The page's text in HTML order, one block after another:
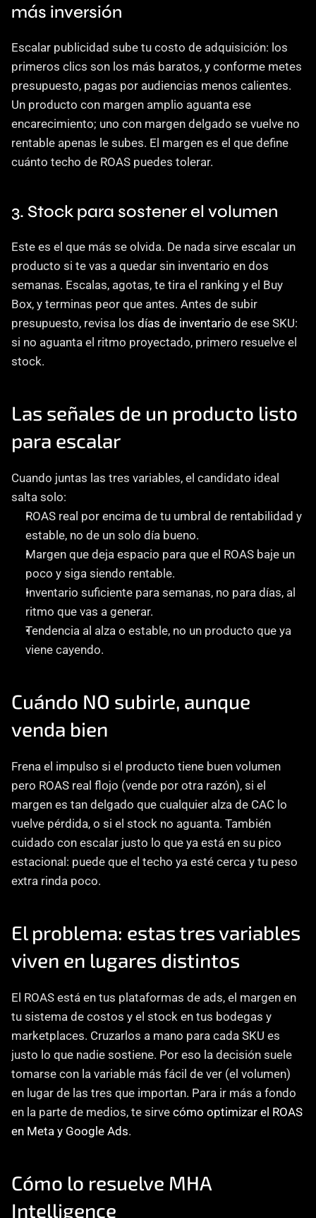
más inversión
Escalar publicidad sube tu costo de adquisición: los
primeros clics son los más baratos, y conforme metes
presupuesto, pagas por audiencias menos calientes.
Un producto con margen amplio aguanta ese
encarecimiento; uno con margen delgado se vuelve no
rentable apenas le subes. El margen es el que define
cuánto techo de ROAS puedes tolerar.
3. Stock para sostener el volumen
Este es el que más se olvida. De nada sirve escalar un
producto si te vas a quedar sin inventario en dos
semanas. Escalas, agotas, te tira el ranking y el Buy
Box, y terminas peor que antes. Antes de subir
presupuesto, revisa los días de inventario de ese SKU:
si no aguanta el ritmo proyectado, primero resuelve el
stock.
Las señales de un producto listo
para escalar
Cuando juntas las tres variables, el candidato ideal
salta solo:
ROAS real por encima de tu umbral de rentabilidad y
estable, no de un solo día bueno.
Margen que deja espacio para que el ROAS baje un
poco y siga siendo rentable.
Inventario suficiente para semanas, no para días, al
ritmo que vas a generar.
Tendencia al alza o estable, no un producto que ya
viene cayendo.
Cuándo NO subirle, aunque
venda bien
Frena el impulso si el producto tiene buen volumen
pero ROAS real flojo (vende por otra razón), si el
margen es tan delgado que cualquier alza de CAC lo
vuelve pérdida, o si el stock no aguanta. También
cuidado con escalar justo lo que ya está en su pico
estacional: puede que el techo ya esté cerca y tu peso
extra rinda poco.
El problema: estas tres variables
viven en lugares distintos
El ROAS está en tus plataformas de ads, el margen en
tu sistema de costos y el stock en tus bodegas y
marketplaces. Cruzarlos a mano para cada SKU es
justo lo que nadie sostiene. Por eso la decisión suele
tomarse con la variable más fácil de ver (el volumen)
en lugar de las tres que importan. Para ir más a fondo
en la parte de medios, te sirve cómo optimizar el ROAS
en Meta y Google Ads.
Cómo lo resuelve MHA
Intelligence